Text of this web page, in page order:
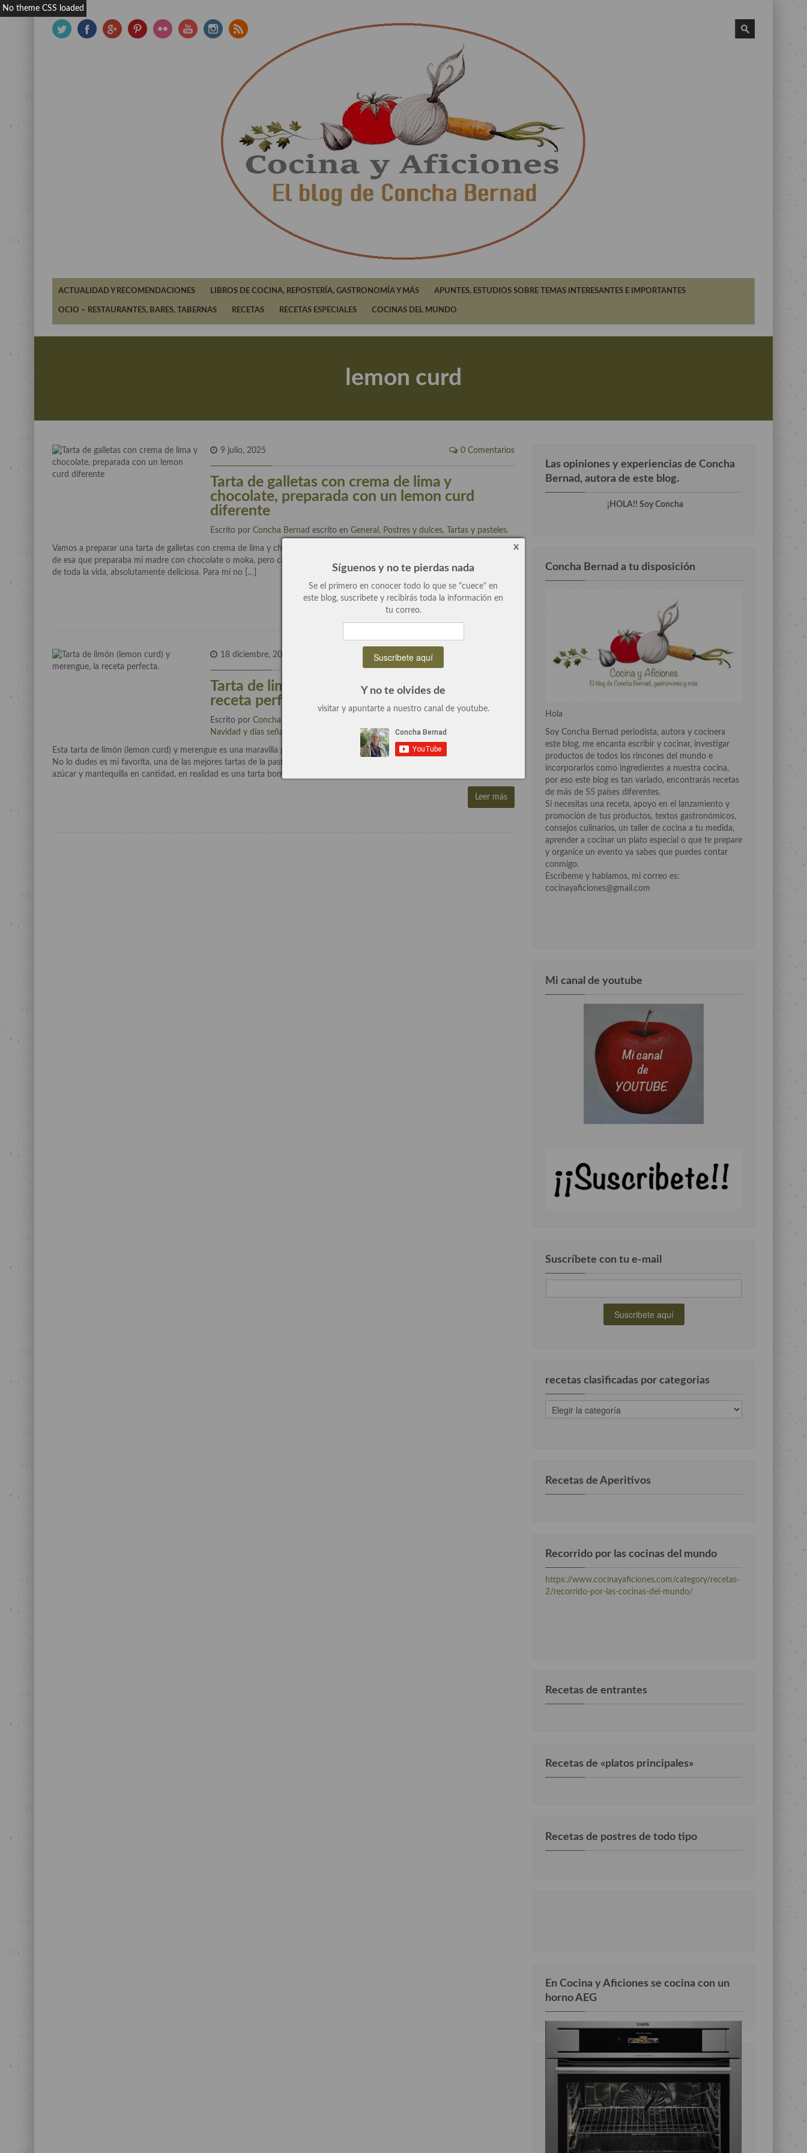
ACTUALIDAD Y RECOMENDACIONES LIBROS DE COCINA, REPOSTERÍA, GASTRONOMÍA Y MÁS APUNTES, ESTUDIOS SOBRE TEMAS INTERESANTES E IMPORTANTES
OCIO – RESTAURANTES, BARES, TABERNAS RECETAS RECETAS ESPECIALES COCINAS DEL MUNDO
lemon curd
9 julio, 2025 0 Comentarios
Tarta de galletas con crema de lima y
chocolate, preparada con un lemon curd
diferente
Escrito porConcha Bernad escrito enGeneral , Postres y dulces, Tartas y pasteles.
Vamos a preparar una tarta de galletas con crema de lima y chocolate que es deliciosa, se trata de la clásica de toda la vida,
de esa que preparaba mi madre con chocolate o moka, pero cambiando el relleno, una crema inglesa de lima, un lemon curd
de toda la vida, absolutamente deliciosa. Para mí no […]
Leer más
18 diciembre, 2017
Tarta de limón (lemon curd) y merengue, la
receta perfecta.
Escrito porConcha Bernad
Navidad y días señalados
Tartas y pasteles.
Esta tarta de limón (lemon curd) y merengue es una maravilla gastronómica, totalmente adictiva, deliciosa, delicada e intensa.
No lo dudes es mi favorita, una de las mejores tartas de la pastelería mundial. No tiene muchos ingredientes, limón, huevos,
azúcar y mantequilla en cantidad, en realidad es una tarta bomba riquísima, para darnos un homenaje […]
Leer más
Las opiniones y experiencias de Concha
Bernad, autora de este blog.
¡HOLA!! Soy Concha
Concha Bernad a tu disposición
Hola
Soy Concha Bernad periodista, autora y cocinera
este blog, me encanta escribir y cocinar, investigar
productos de todos los rincones del mundo e
incorporarlos como ingredientes a nuestra cocina,
por eso este blog es tan variado, encontrarás recetas
de más de 55 países diferentes.
Si necesitas una receta, apoyo en el lanzamiento y
promoción de tus productos, textos gastronómicos,
consejos culinarios, un taller de cocina a tu medida,
aprender a cocinar un plato especial o que te prepare
y organice un evento ya sabes que puedes contar
conmigo.
Escríbeme y hablamos, mi correo es:
cocinayaficiones@gmail.com
Mi canal de youtube
Suscríbete con tu e-mail
recetas clasificadas por categorias
recetas
clasificadas
Recetas de Aperitivos
Recorrido por las cocinas del mundo
https://www.cocinayaficiones.com/category/recetas-
2/recorrido-por-las-cocinas-del-mundo/
Recetas de entrantes
Recetas de «platos principales»
Recetas de postres de todo tipo
En Cocina y Aficiones se cocina con un
horno AEG
x
Síguenos y no te pierdas nada
Se el primero en conocer todo lo que se "cuece" en
este blog, suscribete y recibirás toda la información en
tu correo.
Y no te olvides de
visitar y apuntarte a nuestro canal de youtube.
No theme CSS loaded